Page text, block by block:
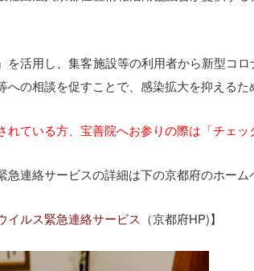
を活用し、集客施設等の利用者から新型コ
への相談を促すことで、感染拡大を抑えるた
れている方、宝善院へお参りの際は「チェッ
急連絡サービスの詳細は下の京都府のホーム
イルス緊急連絡サービス （京都府HP)】